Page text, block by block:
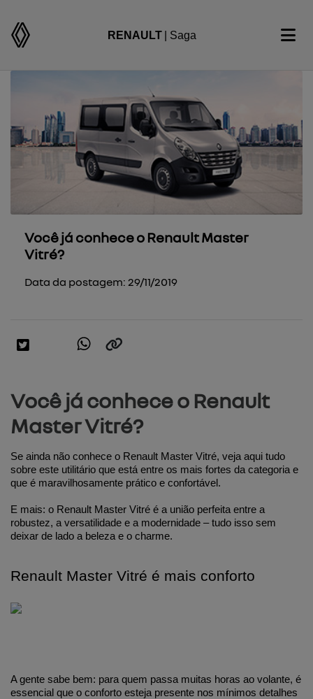
RENAULT | Saga
Você já conhece o Renault Master
Vitré?
Data da postagem: 29/11/2019
Você já conhece o Renault
Master Vitré?
Se ainda não conhece o Renault Master Vitré, veja aqui tudo
sobre este utilitário que está entre os mais fortes da categoria e
que é maravilhosamente prático e confortável.
E mais: o Renault Master Vitré é a união perfeita entre a
robustez, a versatilidade e a modernidade – tudo isso sem
deixar de lado a beleza e o charme.
Renault Master Vitré é mais conforto
A gente sabe bem: para quem passa muitas horas ao volante, é
essencial que o conforto esteja presente nos mínimos detalhes